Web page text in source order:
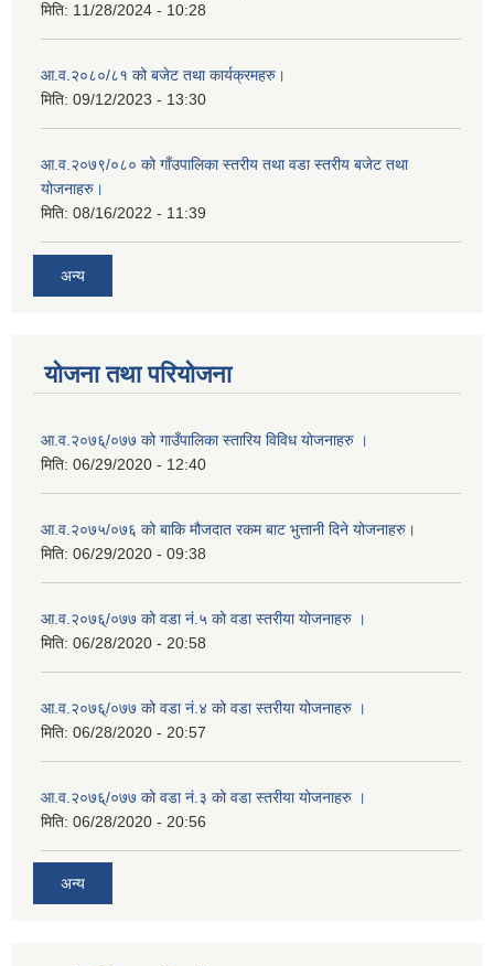
मिति: 11/28/2024 - 10:28
आ.व.२०८०/८१ को बजेट तथा कार्यक्रमहरु।
मिति: 09/12/2023 - 13:30
आ.व.२०७९/०८० को गाँउपालिका स्तरीय तथा वडा स्तरीय बजेट तथा
योजनाहरु।
मिति: 08/16/2022 - 11:39
अन्य
योजना तथा परियोजना
आ.व.२०७६्/०७७ को गाउँपालिका स्तारिय विविध योजनाहरु ।
मिति: 06/29/2020 - 12:40
आ.व.२०७५/०७६ को बाकि मौजदात रकम बाट भुत्तानी दिने योजनाहरु।
मिति: 06/29/2020 - 09:38
आ.व.२०७६्/०७७ को वडा नं.५ को वडा स्तरीया योजनाहरु ।
मिति: 06/28/2020 - 20:58
आ.व.२०७६्/०७७ को वडा नं.४ को वडा स्तरीया योजनाहरु ।
मिति: 06/28/2020 - 20:57
आ.व.२०७६्/०७७ को वडा नं.३ को वडा स्तरीया योजनाहरु ।
मिति: 06/28/2020 - 20:56
अन्य